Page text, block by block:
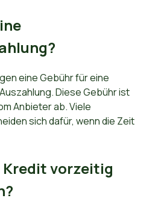
eine Gebühr für eine
Diese Gebühr ist
Anbieter ab. Viele
sich dafür, wenn die Zeit
Kredit vorzeitig